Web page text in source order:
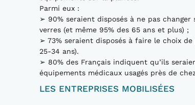
Parmi eux :
➢ 90% seraient disposés à ne pas
verres (et même 95% des 65 ans et plus) ;
➢ 73% seraient disposés à faire le choix
25-34 ans).
➢ 80% des Français indiquent qu’ils
équipements médicaux usagés près de
LES ENTREPRISES MOBILISÉES